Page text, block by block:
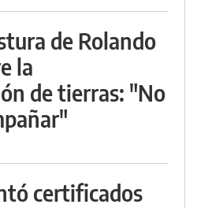
de Rolando
la
de tierras: "No
certificados